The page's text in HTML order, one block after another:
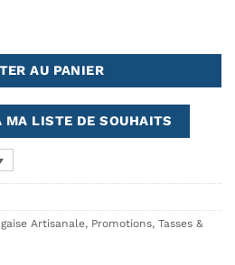
AU PANIER
MA LISTE DE SOUHAITS
Artisanale, Promotions, Tasses &